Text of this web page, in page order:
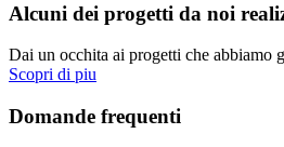
Alcuni dei progetti da noi
Dai un occhita ai progetti che abbiamo
Scopri di piu
Domande frequenti